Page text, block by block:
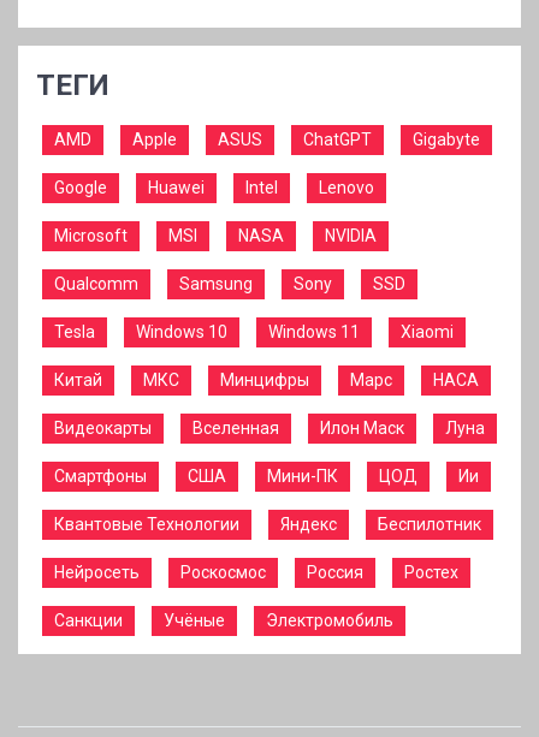
ТЕГИ
AMD Apple ASUS ChatGPT Gigabyte
Google Huawei Intel Lenovo
Microsoft MSI NASA NVIDIA
Qualcomm Samsung Sony SSD
Tesla Windows 10 Windows 11 Xiaomi
Китай МКС Минцифры Марс НАСА
Видеокарты Вселенная Илон Маск Луна
Смартфоны США Мини-ПК ЦОД Ии
Квантовые Технологии Яндекс Беспилотник
Нейросеть Роскосмос Россия Ростех
Санкции Учёные Электромобиль